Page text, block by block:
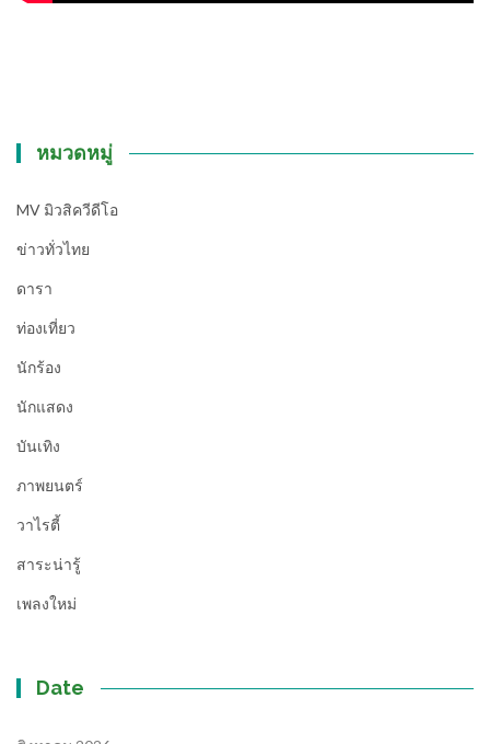
หมวดหมู่
MV มิวสิควีดีโอ
ข่าวทั่วไทย
ดารา
ท่องเที่ยว
นักร้อง
นักแสดง
บันเทิง
ภาพยนตร์
วาไรตี้
สาระน่ารู้
เพลงใหม่
Date